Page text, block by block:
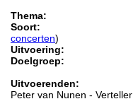
Thema:
Soort:
concerten)
Uitvoering:
Doelgroep:
Uitvoerenden:
Peter van Nunen - Verteller